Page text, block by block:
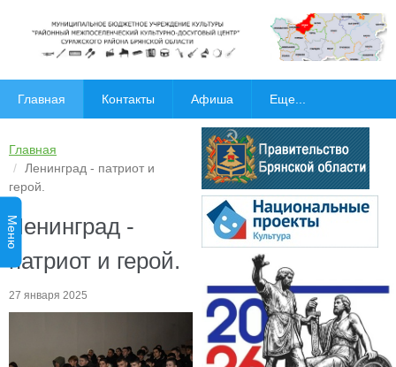
Главная Контакты Афиша Еще...
Меню
Главная
Ленинград - патриот и
герой.
Ленинград -
патриот и герой.
27 января 2025